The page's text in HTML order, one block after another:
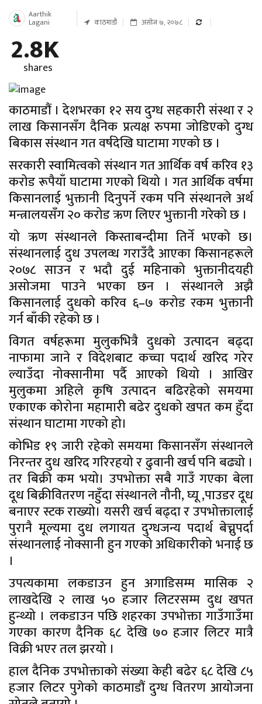
Aarthik
Lagani काठमाडौं असोज ७, २०७८
2.8K
shares
काठमाडौं । देशभरका १२ सय दुग्ध सहकारी संस्था र २
लाख किसानसँग दैनिक प्रत्यक्ष रुपमा जोडिएको दुग्ध
बिकास संस्थान गत वर्षदेखि घाटामा गएको छ ।
सरकारी स्वामित्वको संस्थान गत आर्थिक वर्ष करिव १३
करोड रूपैयाँ घाटामा गएको थियो । गत आर्थिक वर्षमा
किसानलाई भुक्तानी दिनुपर्ने रकम पनि संस्थानले अर्थ
मन्त्रालयसँग २० करोड ऋण लिएर भुक्तानी गरेको छ ।
यो ऋण संस्थानले किस्ताबन्दीमा तिर्ने भएको छ।
संस्थानलाई दुध उपलव्ध गराउँदै आएका किसानहरूले
२०७८ साउन र भदौ दुई महिनाको भुक्तानीदयही
असोजमा पाउने भएका छन । संस्थानले अझै
किसानलाई दुधको करिव ६–७ करोड रकम भुक्तानी
गर्न बाँकी रहेको छ ।
विगत वर्षहरूमा मुलुकभित्रै दुधको उत्पादन बढ्दा
नाफामा जाने र विदेशबाट कच्चा पदार्थ खरिद गरेर
ल्याउँदा नोक्सानीमा पर्दै आएको थियो । आखिर
मुलुकमा अहिले कृषि उत्पादन बढिरहेको समयमा
एकाएक कोरोना महामारी बढेर दुधको खपत कम हुँदा
संस्थान घाटामा गएको हो।
कोभिड १९ जारी रहेको समयमा किसानसँग संस्थानले
निरन्तर दुध खरिद गरिरहयो र ढुवानी खर्च पनि बढ्यो ।
तर बिक्री कम भयो। उपभोक्ता सबै गाउँ गएका बेला
दूध बिक्रीवितरण नहुँदा संस्थानले नौनी, घ्यू ,पाउडर दूध
बनाएर स्टक राख्यो। यसरी खर्च बढ्दा र उपभोक्तालाई
पुरानै मूल्यमा दुध लगायत दुग्धजन्य पदार्थ बेच्नुपर्दा
संस्थानलाई नोक्सानी हुन गएको अधिकारीको भनाई छ
।
उपत्यकामा लकडाउन हुन अगाडिसम्म मासिक २
लाखदेखि २ लाख ५० हजार लिटरसम्म दुध खपत
हुन्थ्यो । लकडाउन पछि शहरका उपभोक्ता गाउँगाउँमा
गएका कारण दैनिक ६८ देखि ७० हजार लिटर मात्रै
विक्री भएर तल झरयो ।
हाल दैनिक उपभोक्ताको संख्या केही बढेर ६८ देखि ८५
हजार लिटर पुगेको काठमाडौं दुग्ध वितरण आयोजना